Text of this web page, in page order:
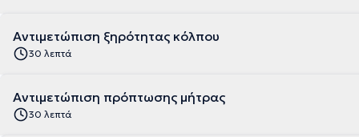
Αντιμετώπιση ξηρότητας κόλπου
30 λεπτά
Αντιμετώπιση πρόπτωσης μήτρας
30 λεπτά